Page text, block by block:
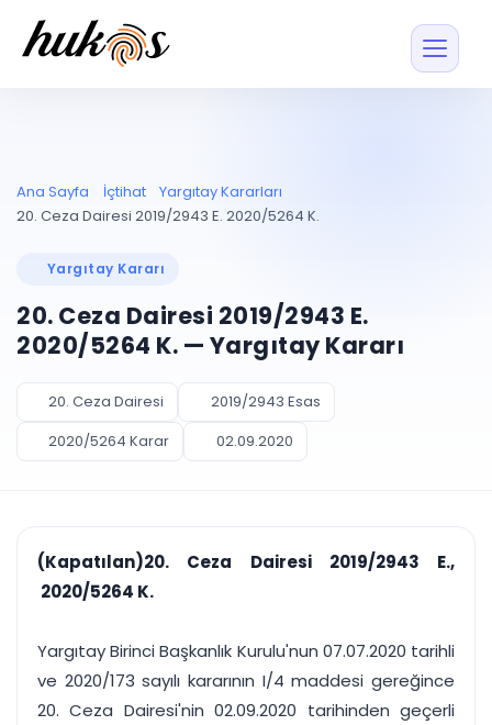
Entegrasyonu
UYAP ile otomatik
UYAP Evrak
Entegrasyonu
UETS Entegrasyonu
Tebligatları anında
Müvekkil ve taraf
Vekalet
PLANLAMA & TAKİP
Pano ve Takip
Duruşma ve görev
takvimi
Hatırlatma ve
takibi
Tek panelde uçtan uca yönetim
UYAP & UETS entegrasyonundan finansa, hepsi bir arada.
Blog
Ücretsiz Başlayın Giriş Yap
Ana Sayfa İçtihat
Yargıtay Kararları
20. Ceza Dairesi 2019/2943 E. 2020/5264 K.
Yargıtay Kararı
20. Ceza Dairesi 2019/2943 E.
2020/5264 K. — Yargıtay Kararı
20. Ceza Dairesi
2019/2943 Esas
2020/5264 Karar
02.09.2020
(Kapatılan)20. Ceza Dairesi 2019/2943 E.,
2020/5264 K.
Yargıtay Birinci Başkanlık Kurulu'nun 07.07.2020 tarihli
ve 2020/173 sayılı kararının I/4 maddesi gereğince
20. Ceza Dairesi'nin 02.09.2020 tarihinden geçerli